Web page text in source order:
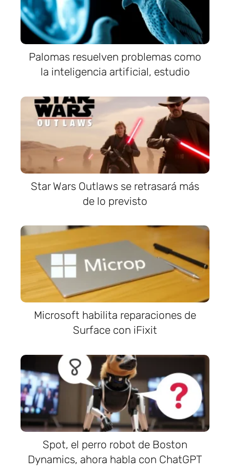
Palomas resuelven problemas como
la inteligencia artificial, estudio
Star Wars Outlaws se retrasará más
de lo previsto
Microsoft habilita reparaciones de
Surface con iFixit
Spot, el perro robot de Boston
Dynamics, ahora habla con ChatGPT